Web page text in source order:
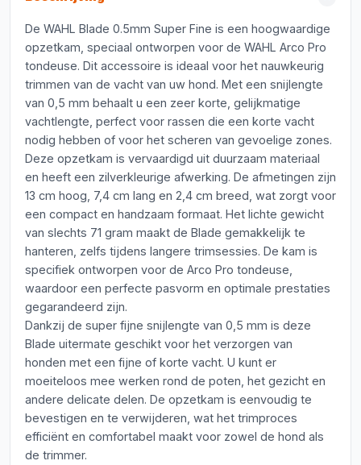
De WAHL Blade 0.5mm Super Fine is een hoogwaardige
opzetkam, speciaal ontworpen voor de WAHL Arco Pro
tondeuse. Dit accessoire is ideaal voor het nauwkeurig
trimmen van de vacht van uw hond. Met een snijlengte
van 0,5 mm behaalt u een zeer korte, gelijkmatige
vachtlengte, perfect voor rassen die een korte vacht
nodig hebben of voor het scheren van gevoelige zones.
Deze opzetkam is vervaardigd uit duurzaam materiaal
en heeft een zilverkleurige afwerking. De afmetingen zijn
13 cm hoog, 7,4 cm lang en 2,4 cm breed, wat zorgt voor
een compact en handzaam formaat. Het lichte gewicht
van slechts 71 gram maakt de Blade gemakkelijk te
hanteren, zelfs tijdens langere trimsessies. De kam is
specifiek ontworpen voor de Arco Pro tondeuse,
waardoor een perfecte pasvorm en optimale prestaties
gegarandeerd zijn.
Dankzij de super fijne snijlengte van 0,5 mm is deze
Blade uitermate geschikt voor het verzorgen van
honden met een fijne of korte vacht. U kunt er
moeiteloos mee werken rond de poten, het gezicht en
andere delicate delen. De opzetkam is eenvoudig te
bevestigen en te verwijderen, wat het trimproces
efficiënt en comfortabel maakt voor zowel de hond als
de trimmer.